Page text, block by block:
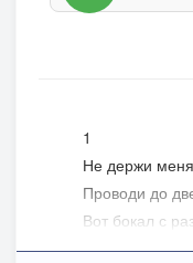
1
Не держи
Проводи до
Вот бокал с
Залпом выпей